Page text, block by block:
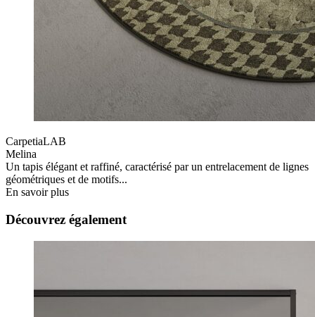
CarpetiaLAB
Melina
Un tapis élégant et raffiné, caractérisé par un entrelacement de lignes
géométriques et de motifs...
En savoir plus
Découvrez également